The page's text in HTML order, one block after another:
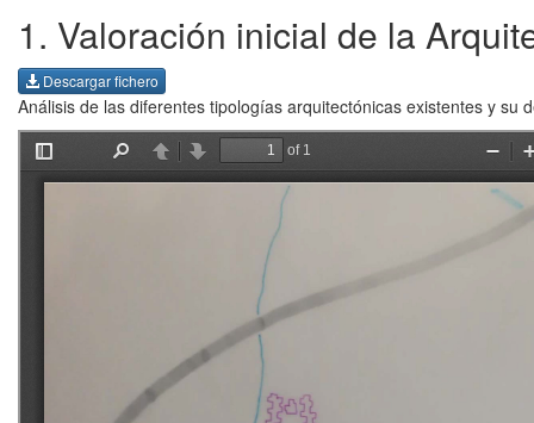
1. Valoración inicial de la
Descargar fichero
Análisis de las diferentes tipologías arquitectónicas existentes y su